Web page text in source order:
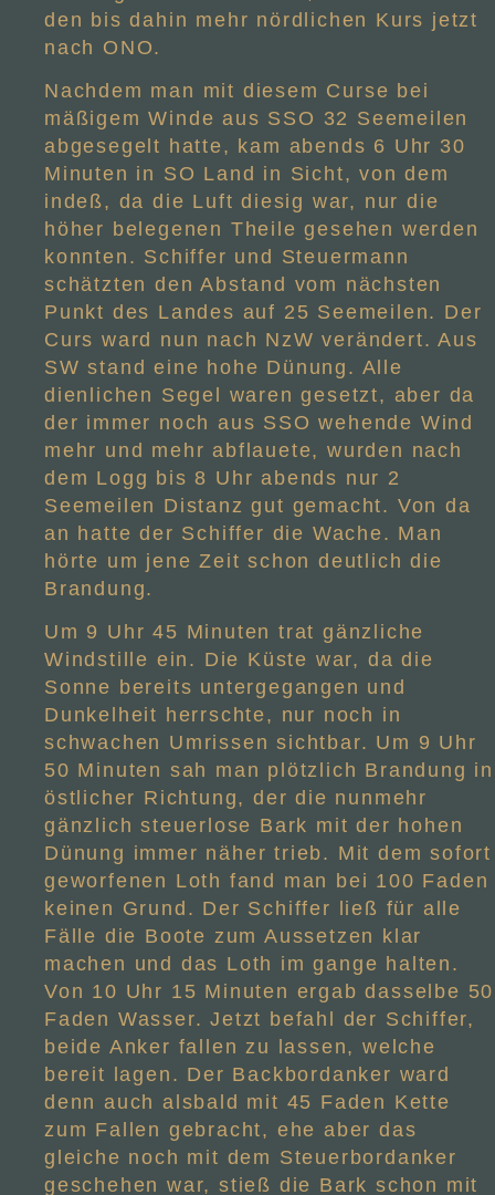
den bis dahin mehr nördlichen Kurs jetzt
nach ONO.
Nachdem man mit diesem Curse bei
mäßigem Winde aus SSO 32 Seemeilen
abgesegelt hatte, kam abends 6 Uhr 30
Minuten in SO Land in Sicht, von dem
indeß, da die Luft diesig war, nur die
höher belegenen Theile gesehen werden
konnten. Schiffer und Steuermann
schätzten den Abstand vom nächsten
Punkt des Landes auf 25 Seemeilen. Der
Curs ward nun nach NzW verändert. Aus
SW stand eine hohe Dünung. Alle
dienlichen Segel waren gesetzt, aber da
der immer noch aus SSO wehende Wind
mehr und mehr abflauete, wurden nach
dem Logg bis 8 Uhr abends nur 2
Seemeilen Distanz gut gemacht. Von da
an hatte der Schiffer die Wache. Man
hörte um jene Zeit schon deutlich die
Brandung.
Um 9 Uhr 45 Minuten trat gänzliche
Windstille ein. Die Küste war, da die
Sonne bereits untergegangen und
Dunkelheit herrschte, nur noch in
schwachen Umrissen sichtbar. Um 9 Uhr
50 Minuten sah man plötzlich Brandung in
östlicher Richtung, der die nunmehr
gänzlich steuerlose Bark mit der hohen
Dünung immer näher trieb. Mit dem sofort
geworfenen Loth fand man bei 100 Faden
keinen Grund. Der Schiffer ließ für alle
Fälle die Boote zum Aussetzen klar
machen und das Loth im gange halten.
Von 10 Uhr 15 Minuten ergab dasselbe 50
Faden Wasser. Jetzt befahl der Schiffer,
beide Anker fallen zu lassen, welche
bereit lagen. Der Backbordanker ward
denn auch alsbald mit 45 Faden Kette
zum Fallen gebracht, ehe aber das
gleiche noch mit dem Steuerbordanker
geschehen war, stieß die Bark schon mit